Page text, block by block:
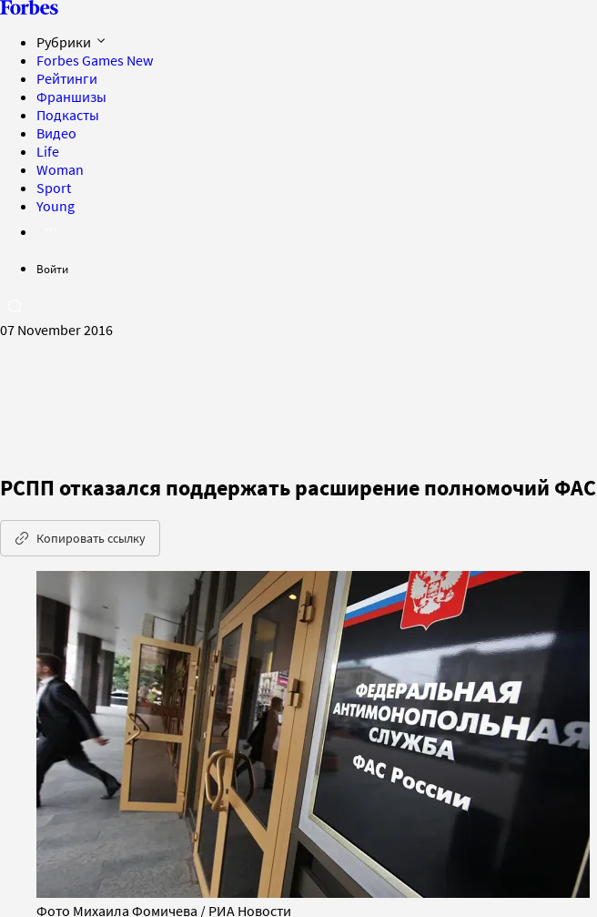
Рубрики
Forbes Games New
Рейтинги
Франшизы
Подкасты
Видео
Life
Woman
Sport
Young
Войти
07 November 2016
РСПП отказался поддержать расширение полномочий ФАС
Копировать ссылку
Фото Михаила Фомичева / РИА Новости